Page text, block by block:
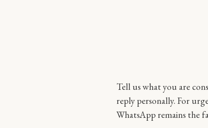
Tell us what you are
reply personally. For
WhatsApp remains the